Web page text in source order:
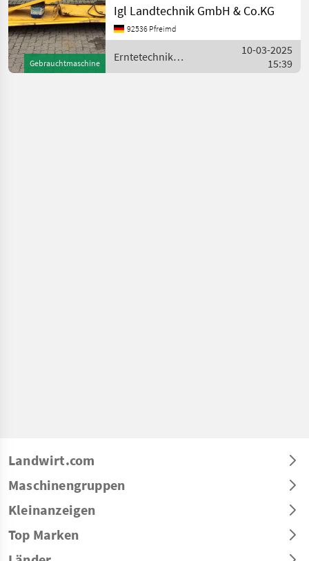
Gebrauchtmaschine
Igl Landtechnik GmbH & Co.KG
92536 Pfreimd
Erntetechnik
Ackerbau / Biso
10-03-2025
15:39
Landwirt.com
Maschinengruppen
Kleinanzeigen
Top Marken